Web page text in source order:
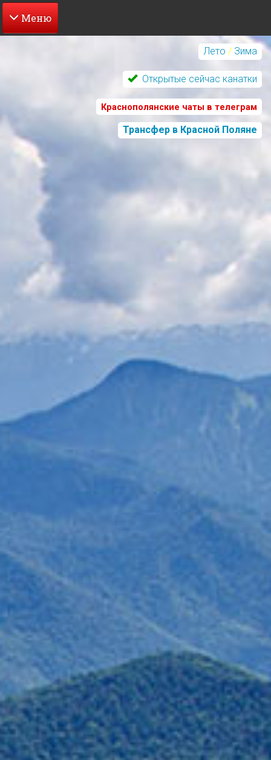
Перейти
Лето / Зима
Открытые сейчас канатки
Краснополянские чаты в телеграм
Трансфер в Красной Поляне